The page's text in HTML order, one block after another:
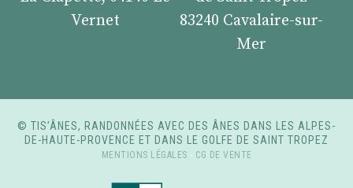
Vernet
83240 Cavalaire-sur-
Mer
© TIS’ÂNES, RANDONNÉES AVEC DES ÂNES DANS LES ALPES-
DE-HAUTE-PROVENCE ET DANS LE GOLFE DE SAINT TROPEZ
MENTIONS LÉGALES - CG DE VENTE